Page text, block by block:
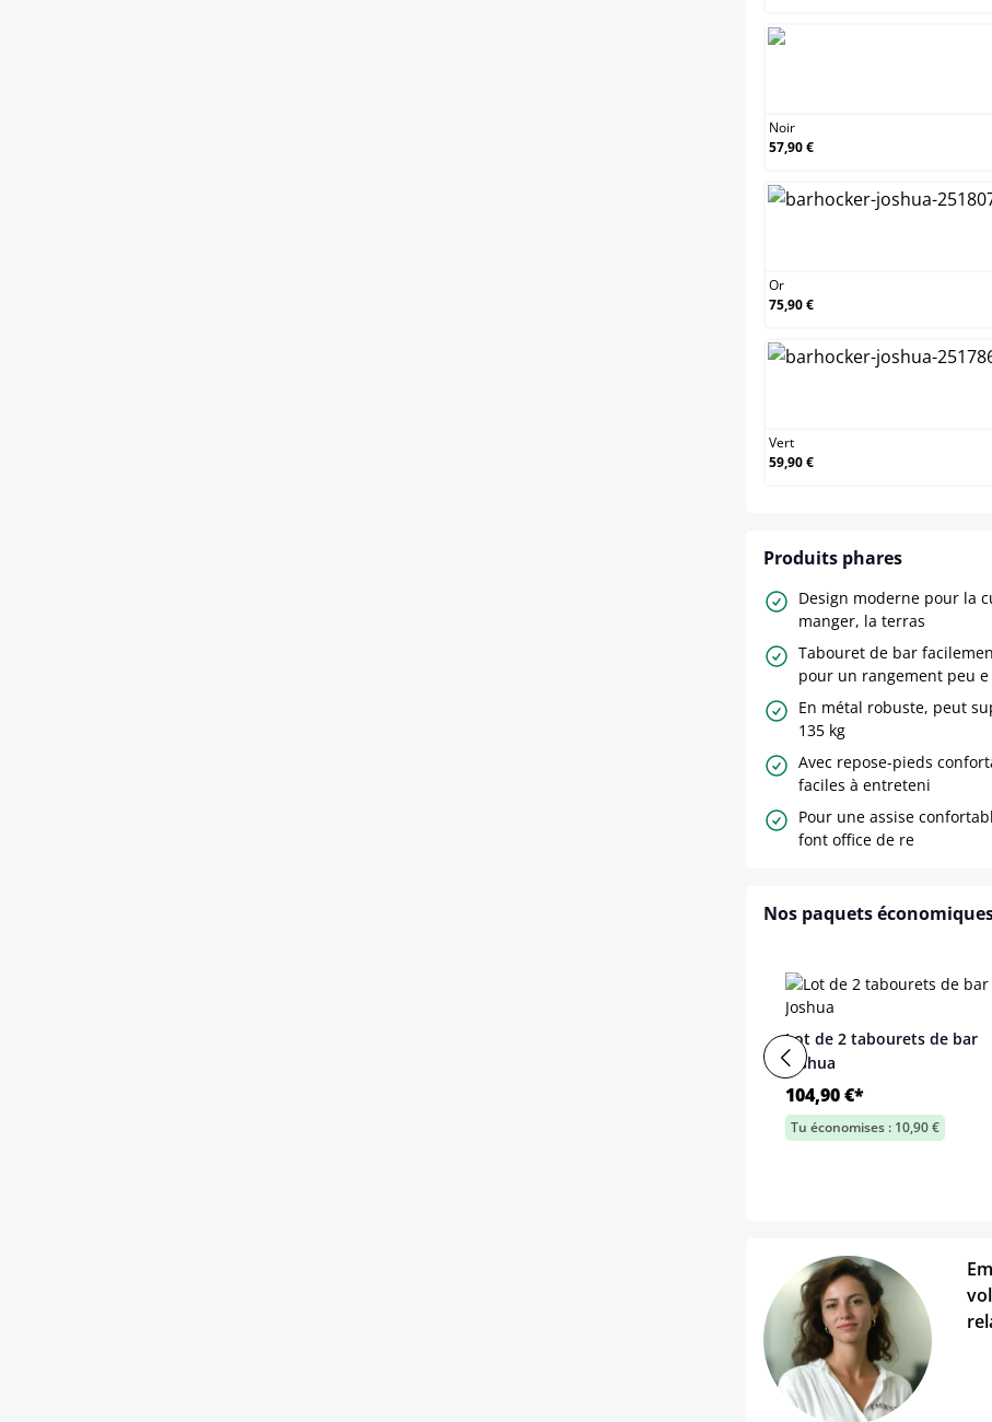
Noir
57,90 €
Or
75,90 €
Vert
59,90 €
Produits phares
Design moderne pour la
manger, la terras
Tabouret de bar
pour un rangement peu e
En métal robuste, peut
135 kg
Avec repose-pieds
faciles à entreteni
Pour une assise
font office de re
Nos paquets
Lot de 2 tabourets de bar
Joshua
104,90 €*
Tu économises : 10,90 €